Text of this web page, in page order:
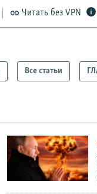
Читать без VPN
Все статьи